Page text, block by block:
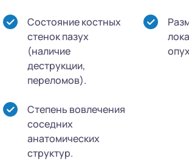
Состояние костных
стенок пазух
(наличие
деструкции,
переломов).
Степень вовлечения
соседних
анатомических
структур.